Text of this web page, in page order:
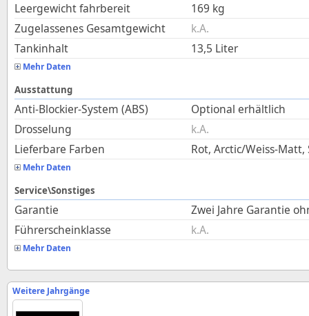
Leergewicht fahrbereit
169 kg
Zugelassenes Gesamtgewicht
k.A.
Tankinhalt
13,5 Liter
Mehr Daten
Ausstattung
Anti-Blockier-System (ABS)
Optional erhältlich
Drosselung
k.A.
Lieferbare Farben
Rot, Arctic/Weiss-
Mehr Daten
Service\Sonstiges
Garantie
Zwei Jahre Garantie
Führerscheinklasse
k.A.
Mehr Daten
Weitere Jahrgänge